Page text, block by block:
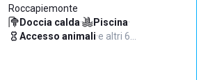
Roccapiemonte
Doccia calda· Piscina·
Accesso animali·e altri 6…